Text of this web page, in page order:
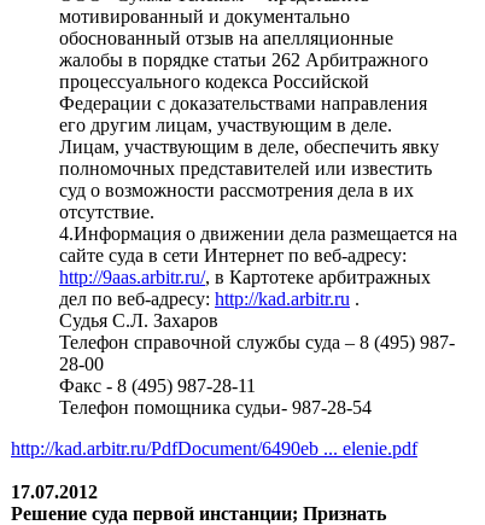
мотивированный и документально
обоснованный отзыв на апелляционные
жалобы в порядке статьи 262 Арбитражного
процессуального кодекса Российской
Федерации с доказательствами направления
его другим лицам, участвующим в деле.
Лицам, участвующим в деле, обеспечить явку
полномочных представителей или известить
суд о возможности рассмотрения дела в их
отсутствие.
4.Информация о движении дела размещается на
сайте суда в сети Интернет по веб-адресу:
http://9aas.arbitr.ru/, в Картотеке арбитражных
дел по веб-адресу: http://kad.arbitr.ru .
Судья С.Л. Захаров
Телефон справочной службы суда – 8 (495) 987-
28-00
Факс - 8 (495) 987-28-11
Телефон помощника судьи- 987-28-54
http://kad.arbitr.ru/PdfDocument/6490eb ... elenie.pdf
17.07.2012
Решение суда первой инстанции; Признать